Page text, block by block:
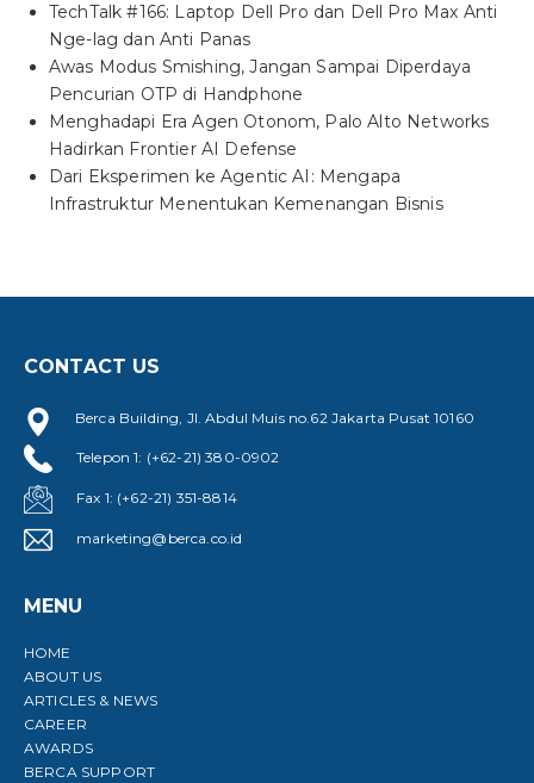
TechTalk #166: Laptop Dell Pro dan Dell Pro Max Anti
Nge-lag dan Anti Panas
Awas Modus Smishing, Jangan Sampai Diperdaya
Pencurian OTP di Handphone
Menghadapi Era Agen Otonom, Palo Alto Networks
Hadirkan Frontier AI Defense
Dari Eksperimen ke Agentic AI: Mengapa
Infrastruktur Menentukan Kemenangan Bisnis
CONTACT US
Berca Building, Jl. Abdul Muis no.62 Jakarta Pusat 10160
Telepon 1: (+62-21) 380-0902
Fax 1: (+62-21) 351-8814
marketing@berca.co.id
MENU
HOME
ABOUT US
ARTICLES & NEWS
CAREER
AWARDS
BERCA SUPPORT